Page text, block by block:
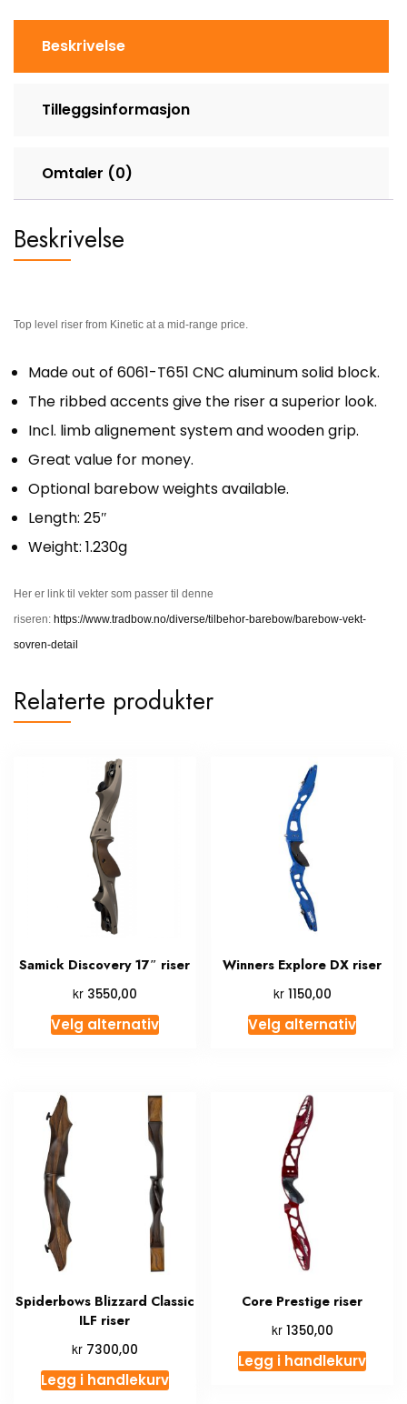
Beskrivelse
Tilleggsinformasjon
Omtaler (0)
Beskrivelse
Top level riser from Kinetic at a mid-range price.
Made out of 6061-T651 CNC aluminum solid block.
The ribbed accents give the riser a superior look.
Incl. limb alignement system and wooden grip.
Great value for money.
Optional barebow weights available.
Length: 25″
Weight: 1.230g
Her er link til vekter som passer til denne
riseren: https://www.tradbow.no/diverse/tilbehor-barebow/barebow-vekt-
sovren-detail
Relaterte produkter
Samick Discovery 17″ riser
kr3550,00
Velg alternativ
Winners Explore DX riser
kr1150,00
Velg alternativ
Spiderbows Blizzard Classic
ILF riser
kr7300,00
Legg i handlekurv
Core Prestige riser
kr1350,00
Legg i handlekurv